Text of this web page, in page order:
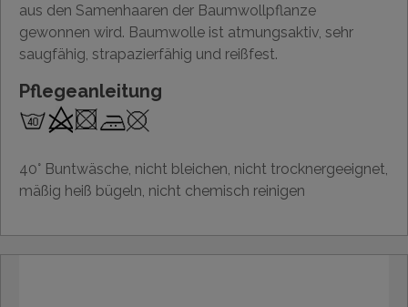
aus den Samenhaaren der Baumwollpflanze
gewonnen wird. Baumwolle ist atmungsaktiv, sehr
saugfähig, strapazierfähig und reißfest.
Pflegeanleitung
40° Buntwäsche, nicht bleichen, nicht trocknergeeignet,
mäßig heiß bügeln, nicht chemisch reinigen